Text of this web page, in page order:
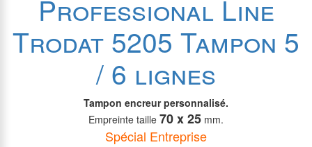
Professional Line
Trodat 5205 Tampon 5
/ 6 lignes
Tampon encreur personnalisé.
Empreinte taille 70 x 25 mm.
Spécial Entreprise